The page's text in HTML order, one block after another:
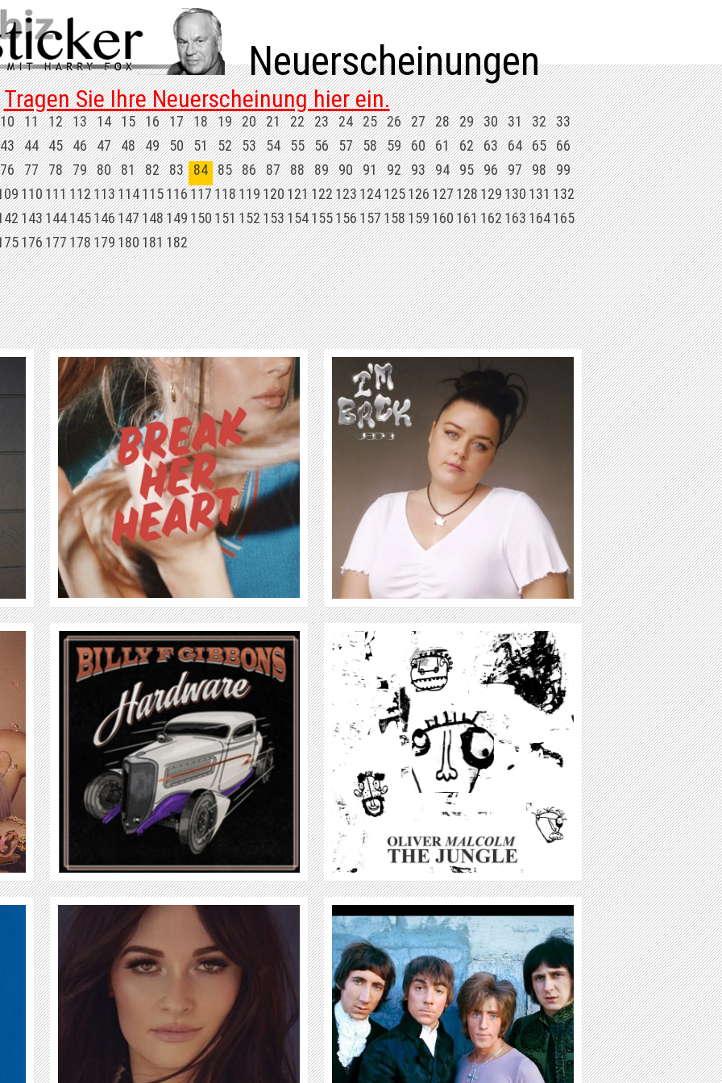
Neuerscheinungen
Tragen Sie Ihre Neuerscheinung hier ein.
10 11 12 13 14 15 16 17 18 19 20 21 22 23 24 25 26 27 28 29 30 31 32 33
43 44 45 46 47 48 49 50 51 52 53 54 55 56 57 58 59 60 61 62 63 64 65 66
76 77 78 79 80 81 82 83 84 85 86 87 88 89 90 91 92 93 94 95 96 97 98 99
110111112113114115116117118119120121122123124125126127128129130131132
143144145146147148149150151152153154155156157158159160161162163164165
176177178179180181182
JADA
WEITER
OLIVER MALCOLM
WEITER
THE WHO